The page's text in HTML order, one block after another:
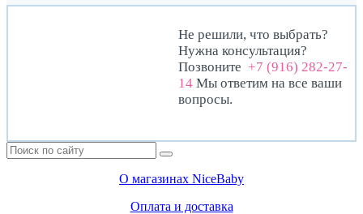
Не решили, что выбрать?
Нужна консультация?
Позвоните +7 (916) 282-27-
14 Мы ответим на все ваши
вопросы.
О магазинах NiceBaby
Оплата и доставка